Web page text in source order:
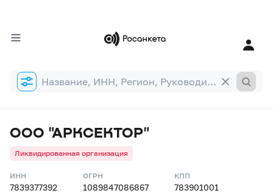
Форма
поиска
ООО "АРКСЕКТОР"
Ликвидированная организация
ИНН
7839377392
ОГРН
1089847086867
КПП
783901001